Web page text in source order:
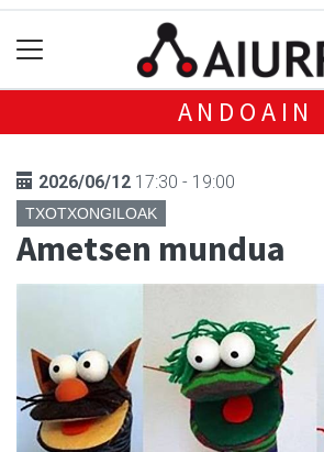
ANDOAIN
2026/06/12 17:30 - 19:00
TXOTXONGILOAK
Ametsen mundua